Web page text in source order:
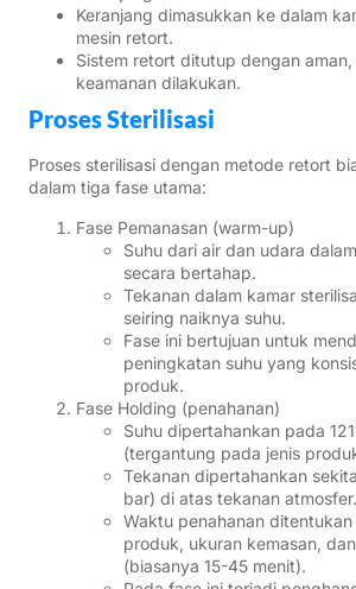
Keranjang dimasukkan ke dalam
mesin retort.
Sistem retort ditutup dengan
keamanan dilakukan.
Proses Sterilisasi
Proses sterilisasi dengan metode retort
dalam tiga fase utama:
Fase Pemanasan (warm-up)
Suhu dari air dan udara
secara bertahap.
Tekanan dalam kamar
seiring naiknya suhu.
Fase ini bertujuan untuk
peningkatan suhu yang
produk.
Fase Holding (penahanan)
Suhu dipertahankan pada
(tergantung pada jenis
Tekanan dipertahankan
bar) di atas tekanan atmosfer.
Waktu penahanan
produk, ukuran kemasan,
(biasanya 15-45 menit).